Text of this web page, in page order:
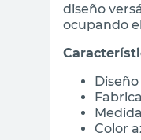
diseño
ocupando
Color